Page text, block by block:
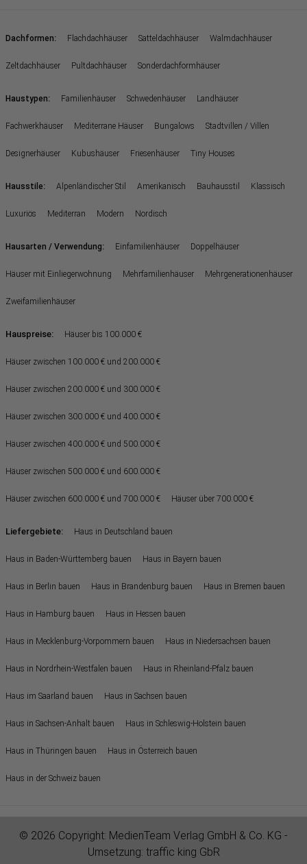
Dachformen: Flachdachhäuser Satteldachhäuser Walmdachhäuser
Zeltdachhäuser Pultdachhäuser Sonderdachformhäuser
Haustypen: Familienhäuser Schwedenhäuser Landhäuser
Fachwerkhäuser Mediterrane Häuser Bungalows Stadtvillen / Villen
Designerhäuser Kubushäuser Friesenhäuser Tiny Houses
Hausstile: Alpenländischer Stil Amerikanisch Bauhausstil Klassisch
Luxuriös Mediterran Modern Nordisch
Hausarten / Verwendung: Einfamilienhäuser Doppelhäuser
Häuser mit Einliegerwohnung Mehrfamilienhäuser Mehrgenerationenhäuser
Zweifamilienhäuser
Hauspreise: Häuser bis 100.000 €
Häuser zwischen 100.000 € und 200.000 €
Häuser zwischen 200.000 € und 300.000 €
Häuser zwischen 300.000 € und 400.000 €
Häuser zwischen 400.000 € und 500.000 €
Häuser zwischen 500.000 € und 600.000 €
Häuser zwischen 600.000 € und 700.000 € Häuser über 700.000 €
Liefergebiete: Haus in Deutschland bauen
Haus in Baden-Württemberg bauen Haus in Bayern bauen
Haus in Berlin bauen Haus in Brandenburg bauen Haus in Bremen bauen
Haus in Hamburg bauen Haus in Hessen bauen
Haus in Mecklenburg-Vorpommern bauen Haus in Niedersachsen bauen
Haus in Nordrhein-Westfalen bauen Haus in Rheinland-Pfalz bauen
Haus im Saarland bauen Haus in Sachsen bauen
Haus in Sachsen-Anhalt bauen Haus in Schleswig-Holstein bauen
Haus in Thüringen bauen Haus in Österreich bauen
Haus in der Schweiz bauen
© 2026 Copyright: MedienTeam Verlag GmbH & Co. KG -
Umsetzung: traffic king GbR